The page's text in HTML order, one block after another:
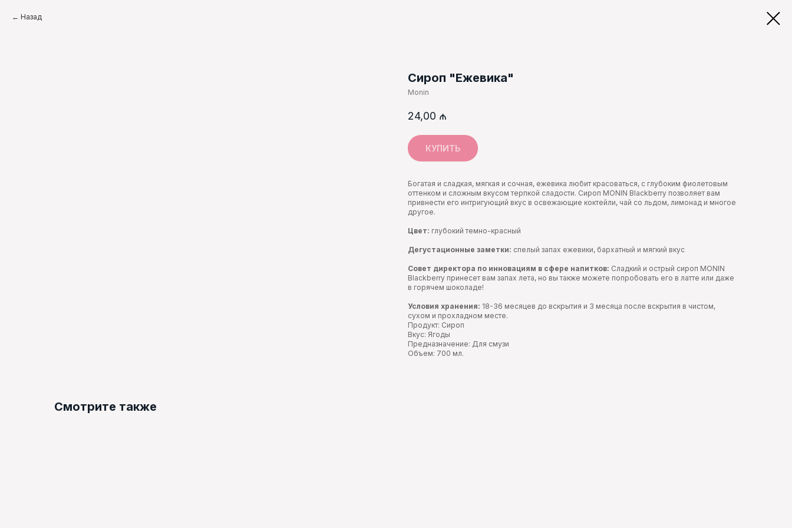
Назад
Cироп "Ежевика"
Monin
24,00 ₼
КУПИТЬ
Богатая и сладкая, мягкая и сочная, ежевика любит красоваться, с глубоким фиолетовым
оттенком и сложным вкусом терпкой сладости. Сироп MONIN Blackberry позволяет вам
привнести его интригующий вкус в освежающие коктейли, чай со льдом, лимонад и многое
другое.
Цвет: глубокий темно-красный
Дегустационные заметки: спелый запах ежевики, бархатный и мягкий вкус
Совет директора по инновациям в сфере напитков: Сладкий и острый сироп MONIN
Blackberry принесет вам запах лета, но вы также можете попробовать его в латте или даже
в горячем шоколаде!
Условия хранения: 18-36 месяцев до вскрытия и 3 месяца после вскрытия в чистом,
сухом и прохладном месте.
Продукт: Сироп
Вкус: Ягоды
Предназначение: Для смузи
Объем: 700 мл.
Смотрите также